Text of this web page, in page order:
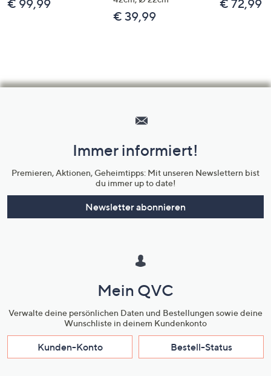
€ 99,99
€ 39,99
€ 72,99
Unternehmensinformationen
Immer informiert!
Premieren, Aktionen, Geheimtipps: Mit unseren Newslettern bist
du immer up to date!
Newsletter abonnieren
Mein QVC
Verwalte deine persönlichen Daten und Bestellungen sowie deine
Wunschliste in deinem Kundenkonto
Kunden-Konto Bestell-Status